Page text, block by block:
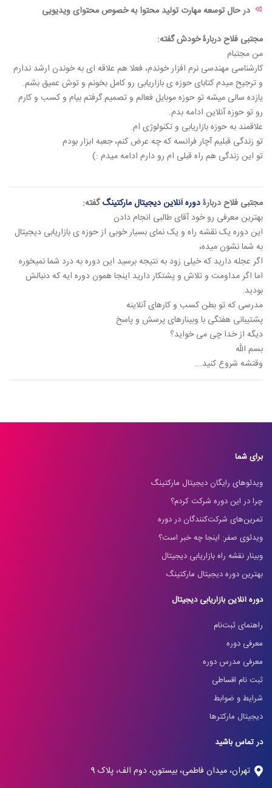
در حال توسعه مهارت تولید محتوا به خصوص محتوای ویدیویی
مجتبی فلاح دربارۀ خودش گفته:
من مجتبام
کارشناسی مهندسی نرم افزار خوندم، فعلا هم علاقه ای به خوندن ارشد ندارم
و ترجیح میدم کتابای حوزه ی بازاریابی رو کامل بخونم و توش عمیق بشم.
یازده سالی میشه تو حوزه موبایل فعالم و تصمیم گرفتم بیام و کسب و کارم
رو تو حوزه آنلاین ادامه بدم.
علاقمند به حوزه بازاریابی و تکنولوژی ام.
تو زندگی قبلیم آچار فرانسه که چه عرض کنم، جعبه ابزار بودم
تو این زندگی هم راه قبلی ام رو دارم ادامه میدم :)
مجتبی فلاح دربارۀدوره آنلاین دیجیتال مارکتینگگفته:
بهترین معرفی رو خود آقای طالبی انجام دادن
این دوره یک نقشه راه و یک نمای بسیار خوبی از حوزه ی بازاریابی دیجیتال
به شما نشون میده،
اگر عجله دارید که خیلی زود به نتیجه برسید این دوره به درد شما نمیخوره
اما اگر مداومت و تلاش و پشتکار دارید اینجا همون دوره ایه که دنبالش
بودید.
مدرسی که تو بطن کسب و کارهای آنلاینه
پشتیبانی هفتگی با وبینارهای پرسش و پاسخ
دیگه از خدا چی می خواید؟
بسم الله
وقتشه شروع کنید...
برای شما
ویدئوهای رایگان دیجیتال مارکتینگ
چرا در این دوره شرکت کردم؟
تمرین‌های شرکت‌کنندگان در دوره
ویدئوی صفر: اینجا چه خبر است؟
وبینار نقشه راه بازاریابی دیجیتال
بهترین دوره دیجیتال مارکتینگ
دوره آنلاین بازاریابی دیجیتال
راهنمای ثبت‌نام
معرفی دوره
معرفی مدرس دوره
ثبت نام اقساطی
شرایط و ضوابط
دیجیتال مارکترها
در تماس باشید
تهران، میدان فاطمی، بیستون، دوم الف، پلاک 9